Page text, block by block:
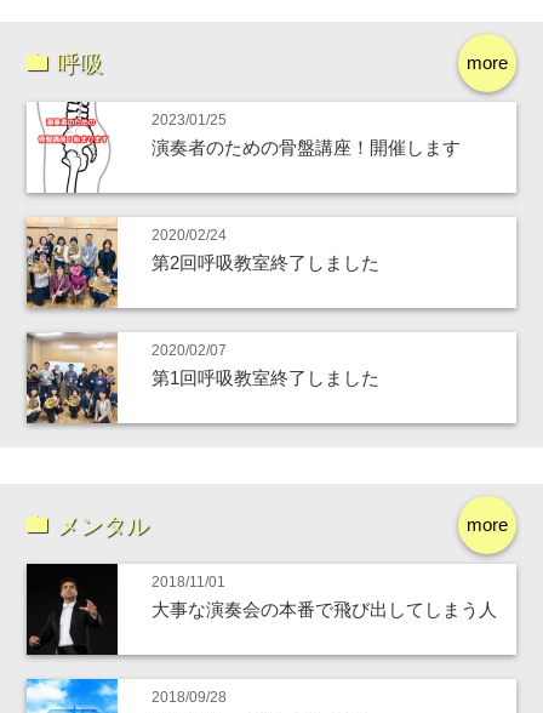
more
呼吸
2023/01/25
演奏者のための骨盤講座！開催します
2020/02/24
第2回呼吸教室終了しました
2020/02/07
第1回呼吸教室終了しました
more
メンタル
2018/11/01
大事な演奏会の本番で飛び出してしまう人
2018/09/28